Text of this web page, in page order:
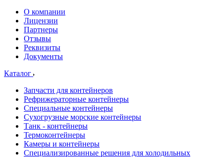
О компании
Лицензии
Партнеры
Отзывы
Реквизиты
Документы
Каталог
Запчасти для контейнеров
Рефрижераторные контейнеры
Специальные контейнеры
Сухогрузные морские контейнеры
Танк - контейнеры
Термоконтейнеры
Камеры и контейнеры
Специализированные решения для холодильных